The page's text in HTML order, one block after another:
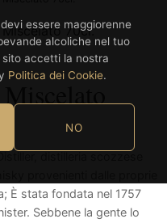
essere maggiorenne
alcoliche nel tuo
sito accetti la nostra
Politica dei Cookie.
NO
Miscelato
È stata fondata nel 1757
Sebbene la gente lo